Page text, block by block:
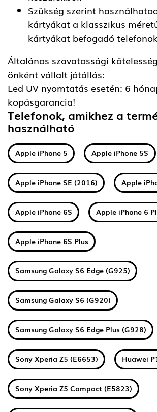
Szükség szerint
kártyákat a klasszikus
kártyákat befogadó
Általános szavatossági
önként vállalt jótállás:
Led UV nyomtatás esetén: 6
kopásgarancia!
Telefonok, amikhez a
használható
Apple iPhone 5 Apple iPhone 5S
Apple iPhone SE (2016) Apple
Apple iPhone 6S Apple iPhone 6
Apple iPhone 6S Plus
Samsung Galaxy S6 Edge (G925)
Samsung Galaxy S6 (G920)
Samsung Galaxy S6 Edge Plus (G928)
Sony Xperia Z5 (E6653) Huawei
Sony Xperia Z5 Compact (E5823)